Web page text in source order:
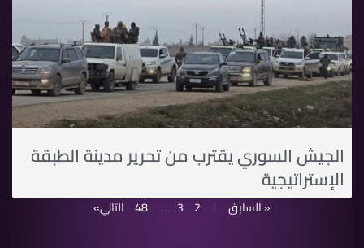
الجيش السوري يقترب من تحرير مدينة الطبقة
الإستراتيجية
« السابق 1
2
3
…
48 التالي»